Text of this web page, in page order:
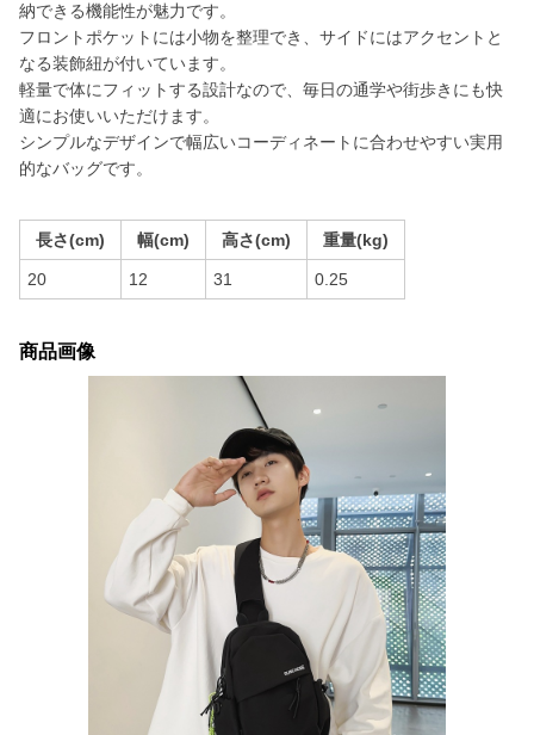
納できる機能性が魅力です。
フロントポケットには小物を整理でき、サイドにはアクセントと
なる装飾紐が付いています。
軽量で体にフィットする設計なので、毎日の通学や街歩きにも快
適にお使いいただけます。
シンプルなデザインで幅広いコーディネートに合わせやすい実用
的なバッグです。
長さ(cm) 幅(cm) 高さ(cm) 重量(kg)
20 12 31 0.25
商品画像